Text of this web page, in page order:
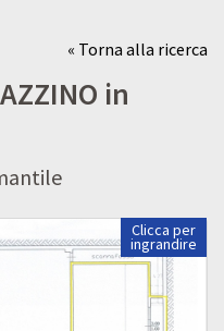
« Torna alla ricerca
in
Clicca per
ingrandire